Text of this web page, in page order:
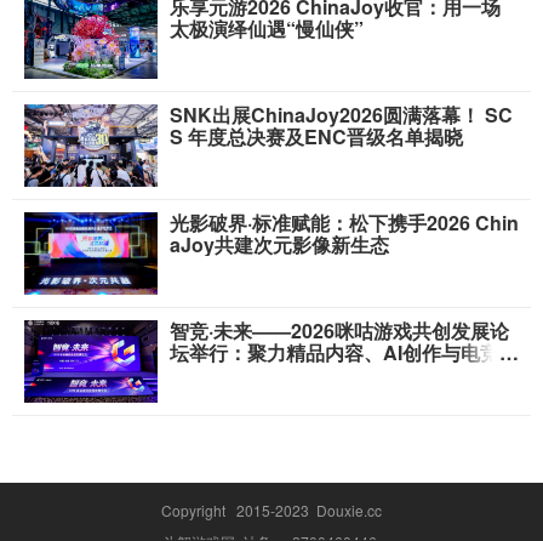
乐享元游2026 ChinaJoy收官：用一场
太极演绎仙遇“慢仙侠”
SNK出展ChinaJoy2026圆满落幕！ SC
S 年度总决赛及ENC晋级名单揭晓
光影破界·标准赋能：松下携手2026 Chin
aJoy共建次元影像新生态
智竞·未来——2026咪咕游戏共创发展论
坛举行：聚力精品内容、AI创作与电竞生
Copyright 2015-2023 Douxie.cc